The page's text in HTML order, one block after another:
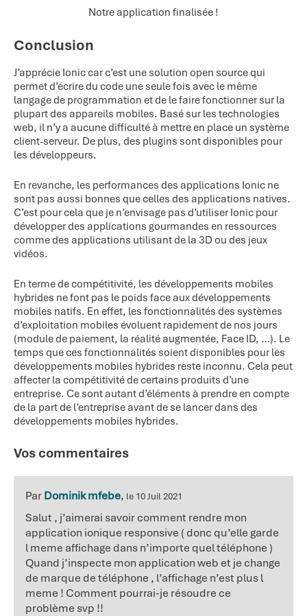
Notre application finalisée !
Conclusion
J’apprécie Ionic car c’est une solution open source qui
permet d’écrire du code une seule fois avec le même
langage de programmation et de le faire fonctionner sur la
plupart des appareils mobiles. Basé sur les technologies
web, il n’y a aucune difficulté à mettre en place un système
client-serveur. De plus, des plugins sont disponibles pour
les développeurs.
En revanche, les performances des applications Ionic ne
sont pas aussi bonnes que celles des applications natives.
C’est pour cela que je n’envisage pas d’utiliser Ionic pour
développer des applications gourmandes en ressources
comme des applications utilisant de la 3D ou des jeux
vidéos.
En terme de compétitivité, les développements mobiles
hybrides ne font pas le poids face aux développements
mobiles natifs. En effet, les fonctionnalités des systèmes
d’exploitation mobiles évoluent rapidement de nos jours
(module de paiement, la réalité augmentée, Face ID, …). Le
temps que ces fonctionnalités soient disponibles pour les
développements mobiles hybrides reste inconnu. Cela peut
affecter la compétitivité de certains produits d’une
entreprise. Ce sont autant d’éléments à prendre en compte
de la part de l’entreprise avant de se lancer dans des
développements mobiles hybrides.
Vos commentaires
ParDominik mfebe, le 10 Juil 2021
Salut , j’aimerai savoir comment rendre mon
application ionique responsive ( donc qu’elle garde
l meme affichage dans n’importe quel téléphone )
Quand j’inspecte mon application web et je change
de marque de téléphone , l’affichage n’est plus l
meme ! Comment pourrai-je résoudre ce
problème svp !!